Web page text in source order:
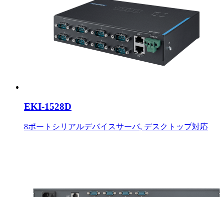
EKI-1528D
8ポートシリアルデバイスサーバ, デスクトップ対応